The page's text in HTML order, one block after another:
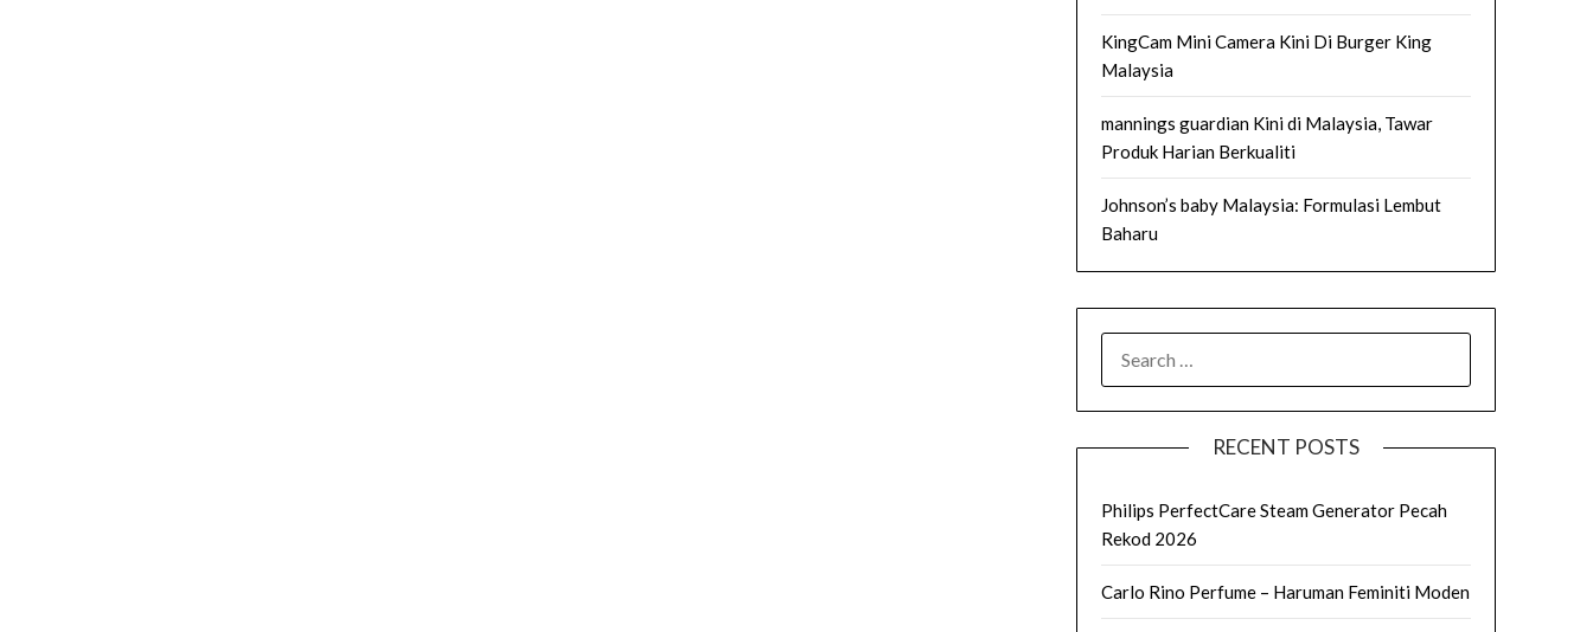
KingCam Mini Camera Kini Di Burger King
Malaysia
mannings guardian Kini di Malaysia, Tawar
Produk Harian Berkualiti
Johnson’s baby Malaysia: Formulasi Lembut
Baharu
FOR:
RECENT POSTS
Philips PerfectCare Steam Generator Pecah
Rekod 2026
Carlo Rino Perfume – Haruman Feminiti Moden